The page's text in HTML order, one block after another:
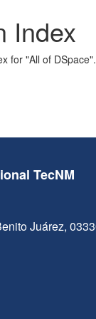
Index
for "All of DSpace".
TecNM
Juárez,